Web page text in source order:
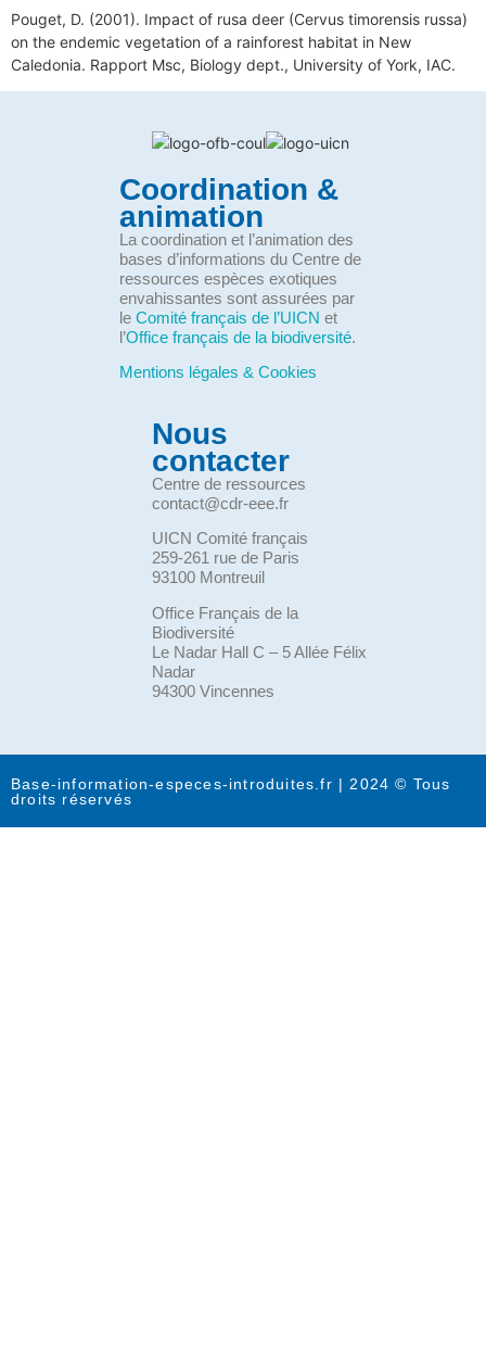
Pouget, D. (2001). Impact of rusa deer (Cervus timorensis russa)
on the endemic vegetation of a rainforest habitat in New
Caledonia. Rapport Msc, Biology dept., University of York, IAC.
Coordination &
animation
La coordination et l’animation des
bases d’informations du Centre de
ressources espèces exotiques
envahissantes sont assurées par
le Comité français de l’UICN et
l’Office français de la biodiversité.
Mentions légales & Cookies
Nous
contacter
Centre de ressources
contact@cdr-eee.fr
UICN Comité français
259-261 rue de Paris
93100 Montreuil
Office Français de la
Biodiversité
Le Nadar Hall C – 5 Allée Félix
Nadar
94300 Vincennes
Base-information-especes-introduites.fr | 2024 © Tous
droits réservés